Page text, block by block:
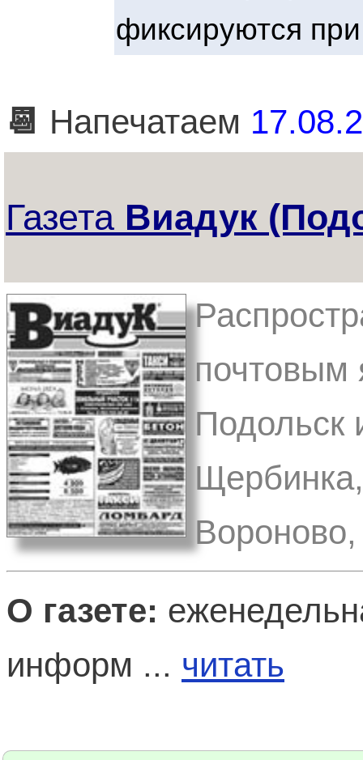
фиксируются
📆 Напечатаем
Газета Виадук
почтовым
Подольск
Вороново,
О газете:
информ ... читать